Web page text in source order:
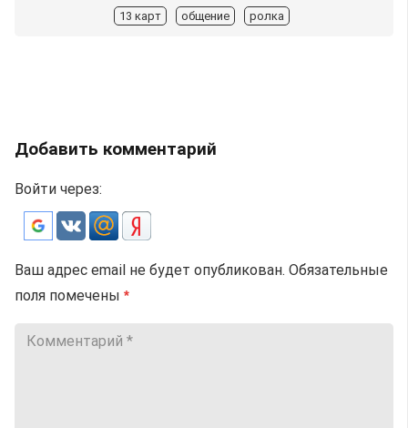
13 карт общение ролка
Добавить комментарий
Войти через:
Ваш адрес email не будет опубликован. Обязательные
поля помечены *